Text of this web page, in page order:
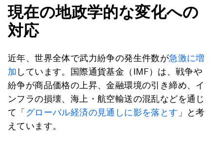
現在の地政学的な変化への
対応
近年、世界全体で武力紛争の発生件数が急激に増
加 しています。国際通貨基金（IMF）は、戦争や
紛争が商品価格の上昇、金融環境の引き締め、イ
ンフラの損壊、海上・航空輸送の混乱などを通じ
て「 グローバル経済の見通しに影を落とす 」と考
えています。